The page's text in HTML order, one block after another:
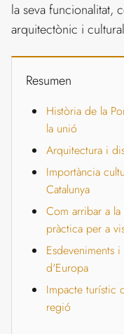
la seva funcionalitat,
arquitectònic i
Resumen
Història de la
la unió
Arquitectura i
Importància
Catalunya
Com arribar a
pràctica per a
Esdeveniments
d'Europa
Impacte turístic
regió